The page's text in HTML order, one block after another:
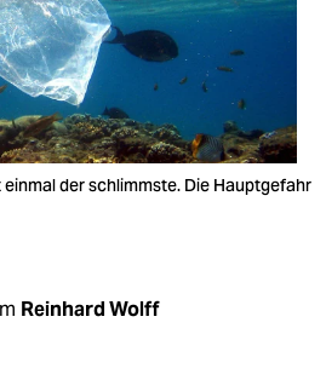
der schlimmste. Die Hauptgefahr
Reinhard Wolff